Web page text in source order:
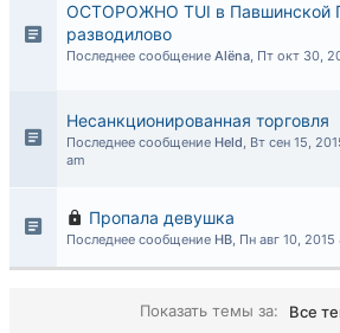
ОСТОРОЖНО TUI в Павшинской
разводилово
Последнее сообщение Alёna, Пт окт 30,
Несанкционированная торговля
Последнее сообщение Held, Вт сен 15,
am
Пропала девушка
Последнее сообщение НВ, Пн авг 10,
Показать темы за:
Все